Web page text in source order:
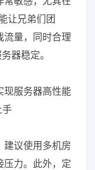
让兄弟们团
流量，同时合理
器稳定。
建议使用多机房
压力。此外，定